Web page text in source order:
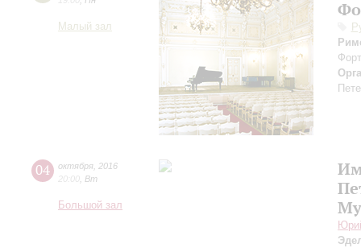
Малый зал
04 октября 2016
20:00 Вт
Большой зал